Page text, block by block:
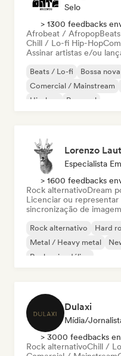
Selo
> 1300 feedbacks
Afrobeat / Afropop
Chill / Lo-fi Hip-Hop
Assinar artistas e/ou
Beats / Lo-fi Bossa nova
Comercial / Mainstream
Hip-hop
Pop soul
Lorenzo
Especialista
> 1600 feedbacks
Rock alternativoDream
Licenciar ou representar
sincronização de
Rock alternativo Hard
Metal / Heavy metal
Rock psicodélico
Dulaxi
Mídia/
> 3000 feedbacks
Rock alternativoChill /